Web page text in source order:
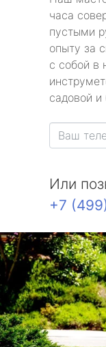
часа
пустыми
опыту за
с собой в
садовой и
Или
+7